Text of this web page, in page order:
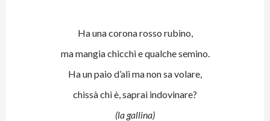
Ha una corona rosso rubino,
ma mangia chicchi e qualche semino.
Ha un paio d’ali ma non sa volare,
chissà chi è, saprai indovinare?
(la gallina)